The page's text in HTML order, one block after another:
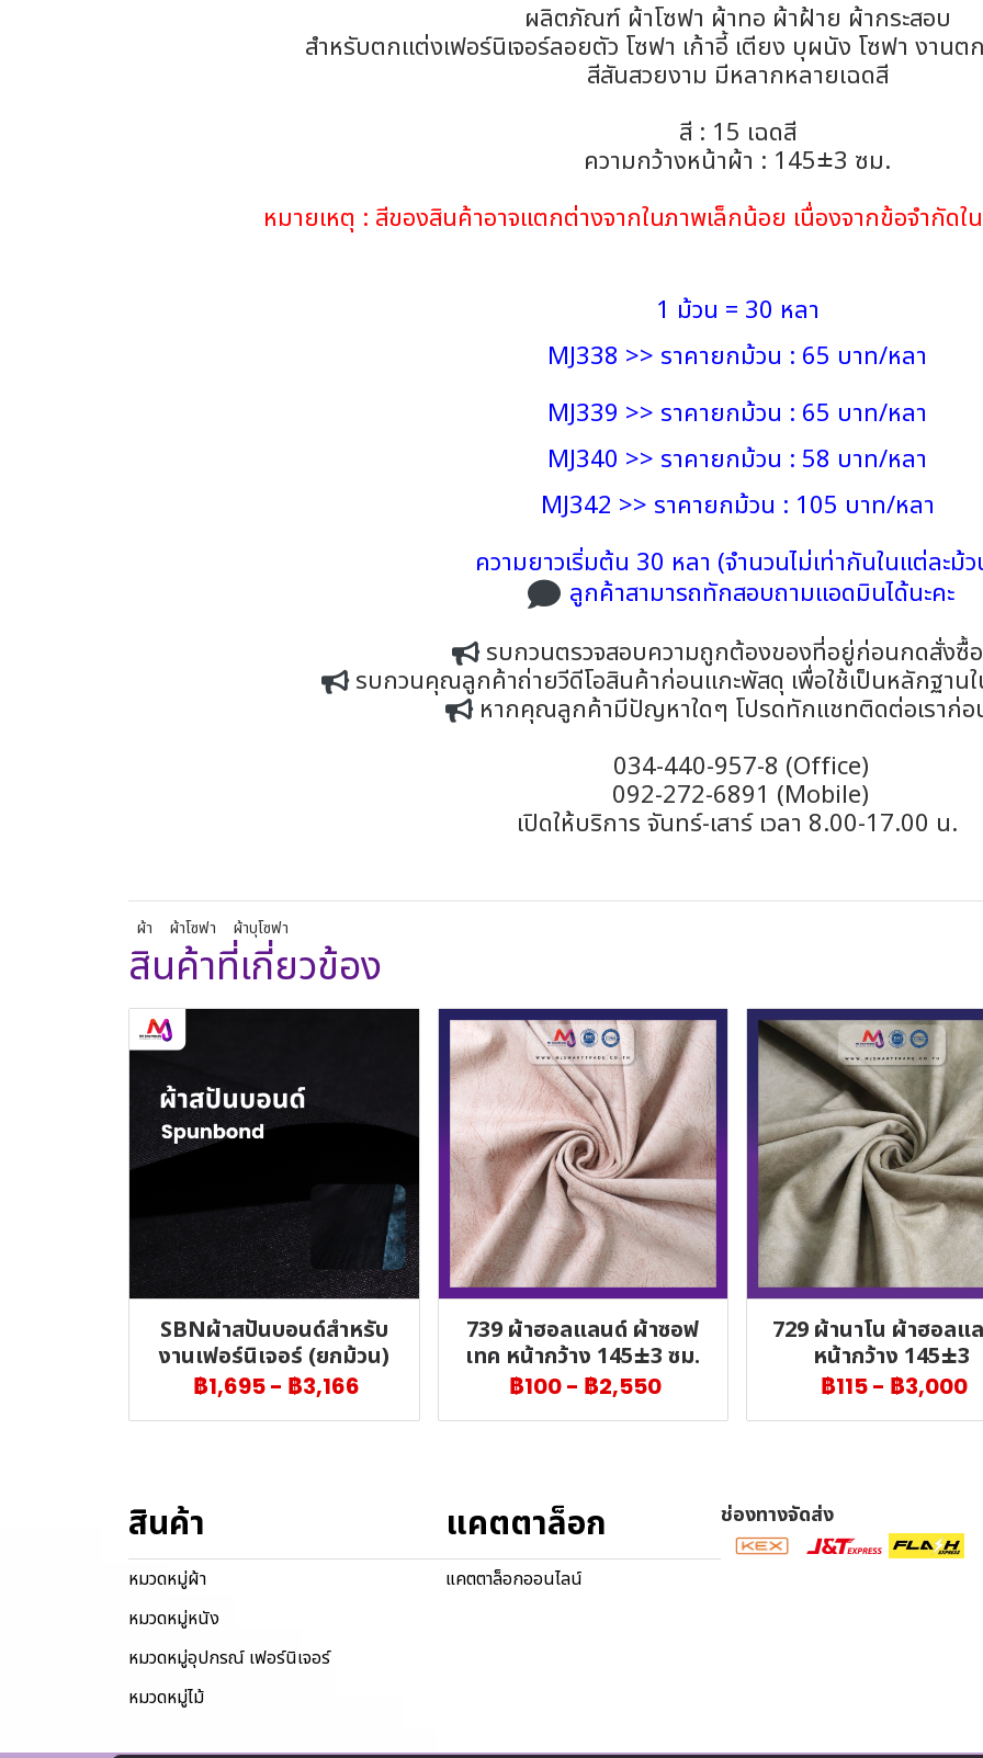
ผลิตภัณฑ์ ผ้าโซฟา ผ้าทอ ผ้าฝ้าย ผ้ากระสอบ
สำหรับตกแต่งเฟอร์นิเจอร์ลอยตัว โซฟา เก้าอี้ เตียง บุผนัง โซฟา งานต
สีสันสวยงาม มีหลากหลายเฉดสี
สี : 15 เฉดสี
ความกว้างหน้าผ้า : 145±3 ซม.
หมายเหตุ : สีของสินค้าอาจแตกต่างจากในภาพเล็กน้อย เนื่องจากข้อจำกัด
1 ม้วน = 30 หลา
MJ338 >> ราคายกม้วน : 65 บาท/หลา
MJ339 >> ราคายกม้วน : 65 บาท/หลา
MJ340 >> ราคายกม้วน : 58 บาท/หลา
MJ342 >> ราคายกม้วน : 105 บาท/หลา
ความยาวเริ่มต้น 30 หลา (จำนวนไม่เท่ากันในแต่ละม้
ลูกค้าสามารถทักสอบถามแอดมินได้นะคะ
รบกวนตรวจสอบความถูกต้องของที่อยู่ก่อนกดสั่งซื้อ
รบกวนคุณลูกค้าถ่ายวีดีโอสินค้าก่อนแกะพัสดุ เพื่อใช้เป็นหลักฐาน
หากคุณลูกค้ามีปัญหาใดๆ โปรดทักแชทติดต่อเราก่อ
034-440-957-8 (Office)
092-272-6891 (Mobile)
เปิดให้บริการ จันทร์-เสาร์ เวลา 8.00-17.00 น.
ผ้า ผ้าโซฟา ผ้าบุโซฟา
สินค้าที่เกี่ยวข้อง
SBNผ้าสปันบอนด์สำหรับ
งานเฟอร์นิเจอร์ (ยกม้วน)
฿1,695- ฿3,166
739 ผ้าฮอลแลนด์ ผ้าซอฟ
เทค หน้ากว้าง 145±3 ซม.
฿100- ฿2,550
729 ผ้านาโน ผ้าฮอลแ
หน้ากว้าง 145±3
฿115- ฿3,000
สินค้า
หมวดหมู่ผ้า
หมวดหมู่หนัง
หมวดหมู่อุปกรณ์ เฟอร์นิเจอร์
หมวดหมู่ไม้
แคตตาล็อก
แคตตาล็อกออนไลน์
ช่องทางจัดส่ง